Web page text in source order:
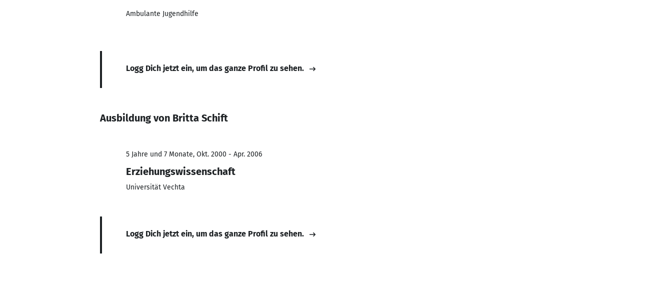
Ambulante Jugendhilfe
Logg Dich jetzt ein, um das ganze Profil zu sehen.
Ausbildung von Britta Schift
5 Jahre und 7 Monate, Okt. 2000 - Apr. 2006
Erziehungswissenschaft
Universität Vechta
Logg Dich jetzt ein, um das ganze Profil zu sehen.